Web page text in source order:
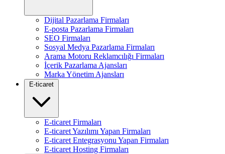
Dijital Pazarlama Firmaları
E-posta Pazarlama Firmaları
SEO Firmaları
Sosyal Medya Pazarlama Firmaları
Arama Motoru Reklamcılığı Firmaları
İçerik Pazarlama Ajansları
Marka Yönetim Ajansları
E-ticaret
E-ticaret Firmaları
E-ticaret Yazılımı Yapan Firmaları
E-ticaret Entegrasyonu Yapan Firmaları
E-ticaret Hosting Firmaları